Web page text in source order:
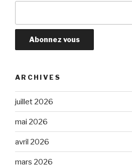
ARCHIVES
juillet 2026
mai 2026
avril 2026
mars 2026